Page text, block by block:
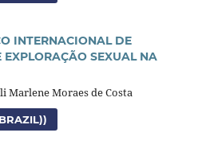
INTERNACIONAL DE
SEXUAL NA
Marlene Moraes de Costa